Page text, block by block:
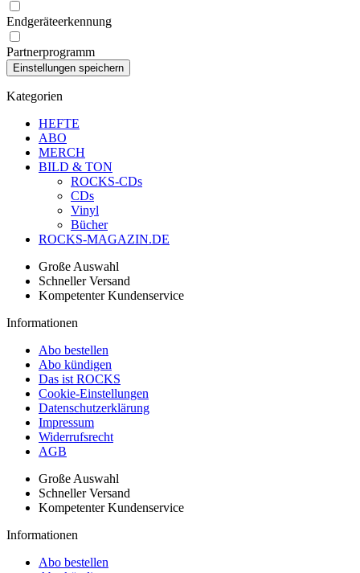
Endgeräteerkennung
Partnerprogramm
Kategorien
HEFTE
ABO
MERCH
BILD & TON
ROCKS-CDs
CDs
Vinyl
Bücher
ROCKS-MAGAZIN.DE
Große Auswahl
Schneller Versand
Kompetenter Kundenservice
Informationen
Abo bestellen
Abo kündigen
Das ist ROCKS
Cookie-Einstellungen
Datenschutzerklärung
Impressum
Widerrufsrecht
AGB
Große Auswahl
Schneller Versand
Kompetenter Kundenservice
Informationen
Abo bestellen